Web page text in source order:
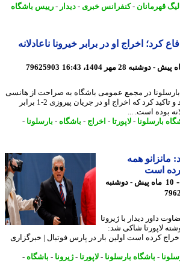
-کنفرانس خبری- دیدار-رییس باشگاه
اخراج او در برابر خیرونا ناعادلانه
79625903
در مجمع عمومی باشگاه به صراحت از هانسی
فلیک سرمربی تیم دفاع کرد و تاکید کرد که اخراج او در جریان پیروزی 2-1 برابر
است. ...
-لاپورتا-اخراج- باشگاه-بارسلونا-
همه
است
10 ماه پیش - دوشنبه
دیدار با ژیرونا
شاکی شد:
کرده است اولین بار در پارس فوتبال | خبرگزاری
-باشگاه بارسلونا-لاپورتا-ژیرونا - باشگاه-